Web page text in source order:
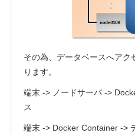
その為、データベースへアク
ります。
端末 -> ノードサーバ ->
ス
端末 -> Docker Container ->